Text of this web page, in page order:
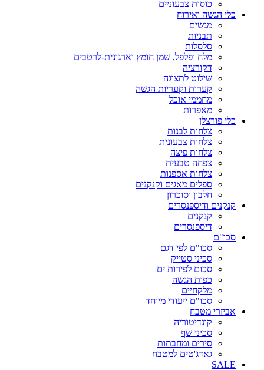
כוסות צבעוניים
כלי הגשה ואירוח
מגשים
תבניות
סלסלות
מלח ופלפל, שמן חומץ וארגונית-לרטבים
דקורציה
שילוט לתצוגה
קערות וקעריות הגשה
מחממי אוכל
מאפרות
כלי פורצלן
צלחות לבנות
צלחות צבעונית
צלחות פיצה
צפחה טבעית
צלחות אספנות
ספלים מאגים וקנקנים
חלבון וסוכרון
קנקנים ודיספנסרים
קנקנים
דיספנסרים
סכו"ם
סכו"ם לפי דגם
סכיני סטייק
סכום לפירות ים
כפות הגשה
מלקחיים
סכו"ם ייעודי מיוחד
אביזרי מטבח
קונדיטוריה
סכיני שף
סירים ומחבתות
גאדג'טים למטבח
SALE